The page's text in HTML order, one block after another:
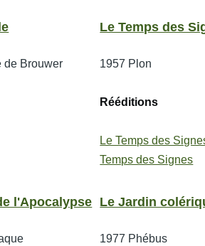
de Brouwer
Le Temps des
1957 Plon
Rééditions
Le Temps des
Temps des Signes
l'Apocalypse Le Jardin
1977 Phébus